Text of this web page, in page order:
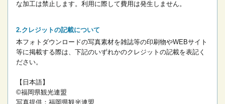
な加工は禁止します。 利用に際して費用は発生しません。
クレジットの記載について
本フォトダウンロードの写真素材を雑誌等の印刷物やWEBサイト
等に掲載する際は、下記のいずれかのクレジットの記載を表記く
ださい。
【日本語】
©福岡県観光連盟
写真提供：福岡県観光連盟